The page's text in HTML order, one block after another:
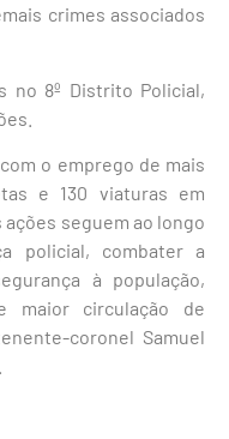
crimes associados
no 8º Distrito Policial,
o emprego de mais
e 130 viaturas em
seguem ao longo
policial, combater a
à população,
maior circulação de
coronel Samuel